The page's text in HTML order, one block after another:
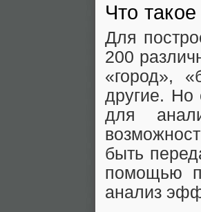
Что
Для
200
«город»,
другие. Но
для
быть
помощью
анализ